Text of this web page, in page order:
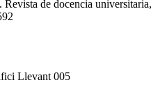
Revista de docencia universitaria,
Llevant 005